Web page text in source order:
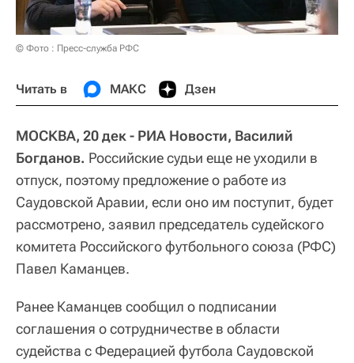
© Фото : Пресс-служба РФС
Читать в МАКС Дзен
МОСКВА, 20 дек - РИА Новости, Василий
Богданов. Российские судьи еще не уходили в
отпуск, поэтому предложение о работе из
Саудовской Аравии, если оно им поступит, будет
рассмотрено, заявил председатель судейского
комитета Российского футбольного союза (РФС)
Павел Каманцев.
Ранее Каманцев сообщил о подписании
соглашения о сотрудничестве в области
судейства с Федерацией футбола Саудовской